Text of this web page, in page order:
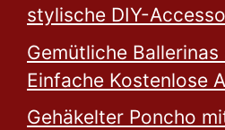
stylische DIY-
Gemütliche
Einfache Kostenlose
Gehäkelter Poncho